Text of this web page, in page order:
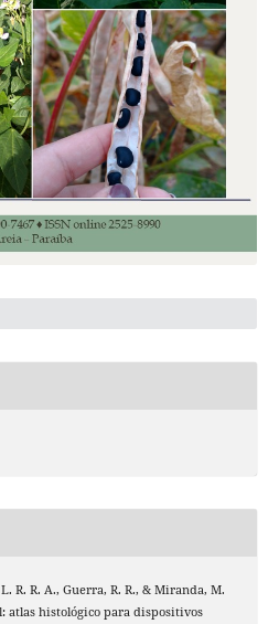
R. R. A., Guerra, R. R., & Miranda, M.
atlas histológico para dispositivos